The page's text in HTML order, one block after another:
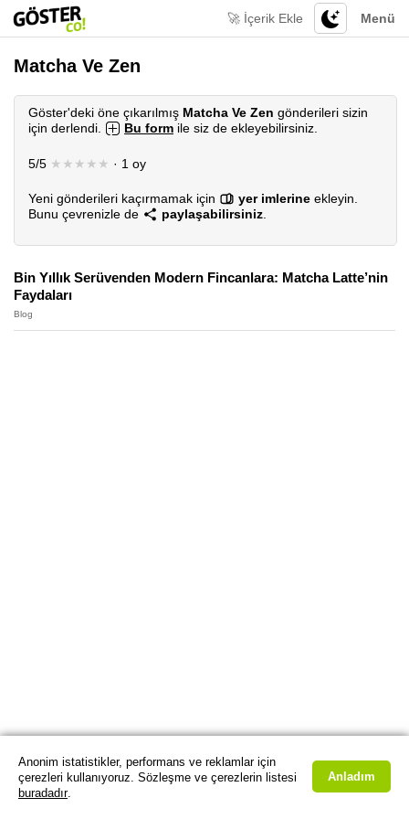
Menü
🚀 İçerik Ekle
Matcha Ve Zen
Göster'deki öne çıkarılmış Matcha Ve Zen gönderileri sizin
için derlendi.
Bu form ile siz de ekleyebilirsiniz.
5/5 ★★★★★ · 1 oy
Yeni gönderileri kaçırmamak için yer imlerine ekleyin.
Bunu çevrenizle de
paylaşabilirsiniz
Bin Yıllık Serüvenden Modern Fincanlara: Matcha Latte’nin
Faydaları
Blog
Anonim istatistikler, performans ve reklamlar için
çerezleri kullanıyoruz. Sözleşme ve çerezlerin listesi
buradadır.
Anladım